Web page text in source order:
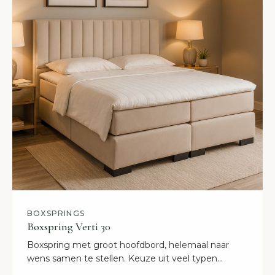
BOXSPRINGS
Boxspring Verti 30
Boxspring met groot hoofdbord, helemaal naar
wens samen te stellen. Keuze uit veel typen